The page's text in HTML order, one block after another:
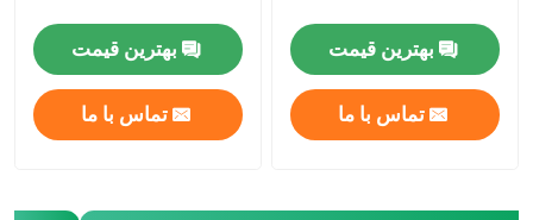
بهترین قیمت
تماس با ما
بهترین قیمت
تماس با ما